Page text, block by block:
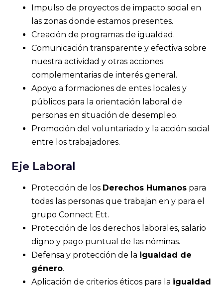
Impulso de proyectos de impacto social en
las zonas donde estamos presentes.
Creación de programas de igualdad.
Comunicación transparente y efectiva sobre
nuestra actividad y otras acciones
complementarias de interés general.
Apoyo a formaciones de entes locales y
públicos para la orientación laboral de
personas en situación de desempleo.
Promoción del voluntariado y la acción social
entre los trabajadores.
Eje Laboral
Protección de los Derechos Humanos para
todas las personas que trabajan en y para el
grupo Connect Ett.
Protección de los derechos laborales, salario
digno y pago puntual de las nóminas.
Defensa y protección de la igualdad de
género.
Aplicación de criterios éticos para la igualdad